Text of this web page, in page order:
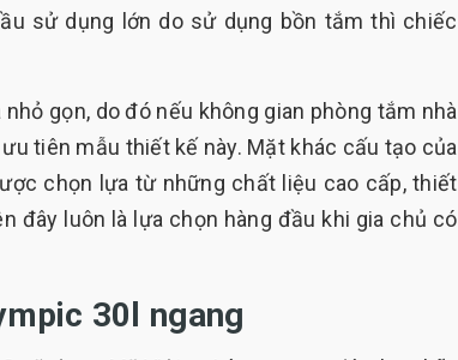
sử dụng lớn do sử dụng bồn tắm thì chiếc
gọn, do đó nếu không gian phòng tắm nhà
tiên mẫu thiết kế này. Mặt khác cấu tạo của
chọn lựa từ những chất liệu cao cấp, thiết
đây luôn là lựa chọn hàng đầu khi gia chủ có
30l ngang